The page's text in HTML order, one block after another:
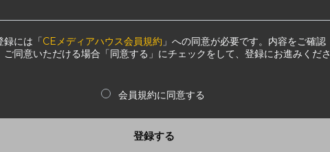
録には「CEメディアハウス会員規約 」への同意が必要です。内容をご確認
ご同意いただける場合「同意する」にチェックをして、登録にお進みくださ
会員規約に同意する
登録する